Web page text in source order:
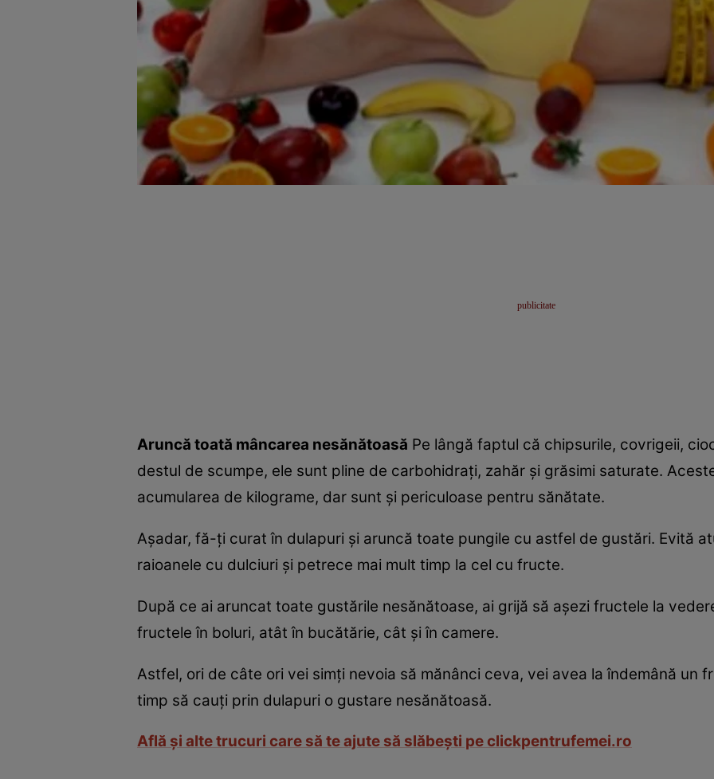
Aruncă toată mâncarea nesănătoasă Pe lângă faptul că chipsurile, covrigeii,
destul de scumpe, ele sunt pline de carbohidraţi, zahăr şi grăsimi saturate.
acumularea de kilograme, dar sunt şi periculoase pentru sănătate.
Aşadar, fă-ţi curat în dulapuri şi aruncă toate pungile cu astfel de gustări. Evită
raioanele cu dulciuri şi petrece mai mult timp la cel cu fructe.
După ce ai aruncat toate gustările nesănătoase, ai grijă să aşezi fructele la
fructele în boluri, atât în bucătărie, cât şi în camere.
Astfel, ori de câte ori vei simţi nevoia să mănânci ceva, vei avea la îndemână un
timp să cauţi prin dulapuri o gustare nesănătoasă.
Află şi alte trucuri care să te ajute să slăbeşti pe clickpentrufemei.ro